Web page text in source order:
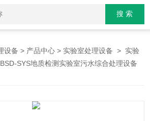
设备 > 产品中心 > 实验室处理设备 > 实验
SYS地质检测实验室污水综合处理设备